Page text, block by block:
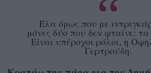
Έλα όμως που με
μόνες δύο που δεν φταίνε: τα
Είναι υπέροχοι ρόλοι, η
Γερτρούδη.